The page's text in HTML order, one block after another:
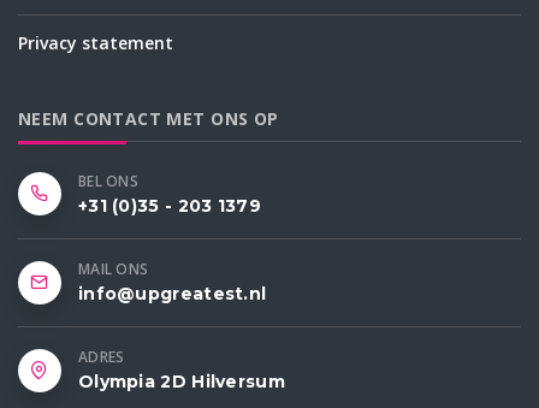
Privacy statement
NEEM CONTACT MET ONS OP
BEL ONS
+31 (0)35 - 203 1379
MAIL ONS
info@upgreatest.nl
ADRES
Olympia 2D Hilversum